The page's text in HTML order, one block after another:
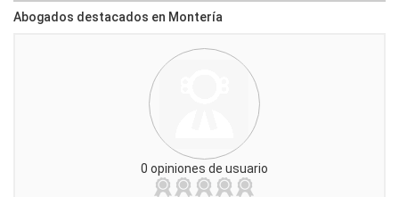
Abogados destacados en Montería
0 opiniones de usuario